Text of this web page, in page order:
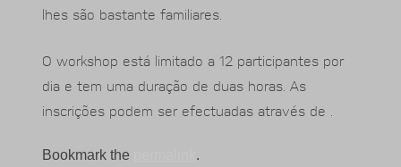
lhes são bastante familiares.
O workshop está limitado a 12 participantes por
dia e tem uma duração de duas horas. As
inscrições podem ser efectuadas através de .
Bookmark the .